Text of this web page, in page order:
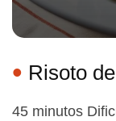
Risoto
45 minutos